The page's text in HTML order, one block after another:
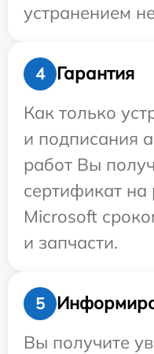
устранением
4
Гарантия
Как только
и подписания
работ Вы
сертификат на
Microsoft
и запчасти.
5
Вы получите